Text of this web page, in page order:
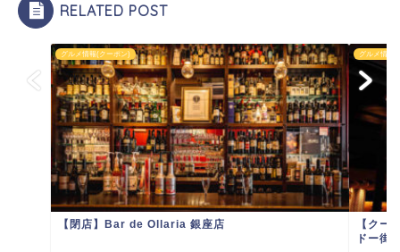
RELATED POST
グルメ情報(クーポン)
【閉店】Bar de Ollaria 銀座店
グルメ情報(
【クー
ドー街